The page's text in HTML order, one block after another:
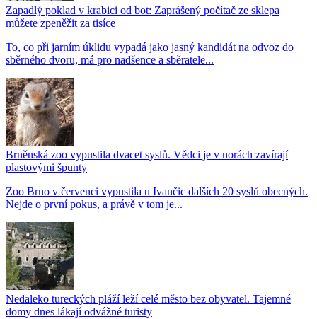
Zapadlý poklad v krabici od bot: Zaprášený počítač ze sklepa
můžete zpeněžit za tisíce
To, co při jarním úklidu vypadá jako jasný kandidát na odvoz do
sběrného dvoru, má pro nadšence a sběratele...
Brněnská zoo vypustila dvacet syslů. Vědci je v norách zavírají
plastovými špunty
Zoo Brno v červenci vypustila u Ivančic dalších 20 syslů obecných.
Nejde o první pokus, a právě v tom je...
Nedaleko tureckých pláží leží celé město bez obyvatel. Tajemné
domy dnes lákají odvážné turisty